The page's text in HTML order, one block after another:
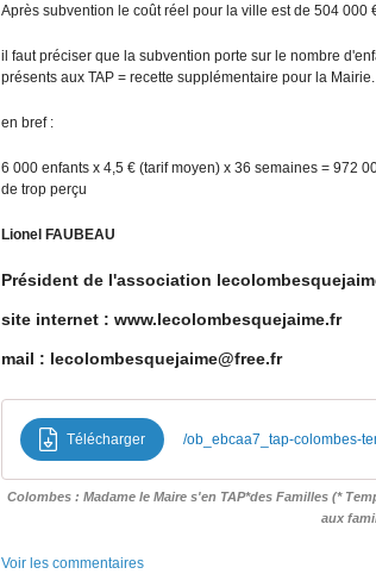
Après subvention le coût réel pour la ville est de 504 000
il faut préciser que la subvention porte sur le nombre
présents aux TAP = recette supplémentaire pour la Mairie.
en bref :
6 000 enfants x 4,5 € (tarif moyen) x 36 semaines = 972
de trop perçu
Lionel FAUBEAU
Président de l'association
site internet : www.lecolombesquejaime.fr
mail : lecolombesquejaime@free.fr
Télécharger /ob_ebcaa7_tap-colombes-
Colombes : Madame le Maire s'en TAP*des Familles (*
aux
Voir les commentaires